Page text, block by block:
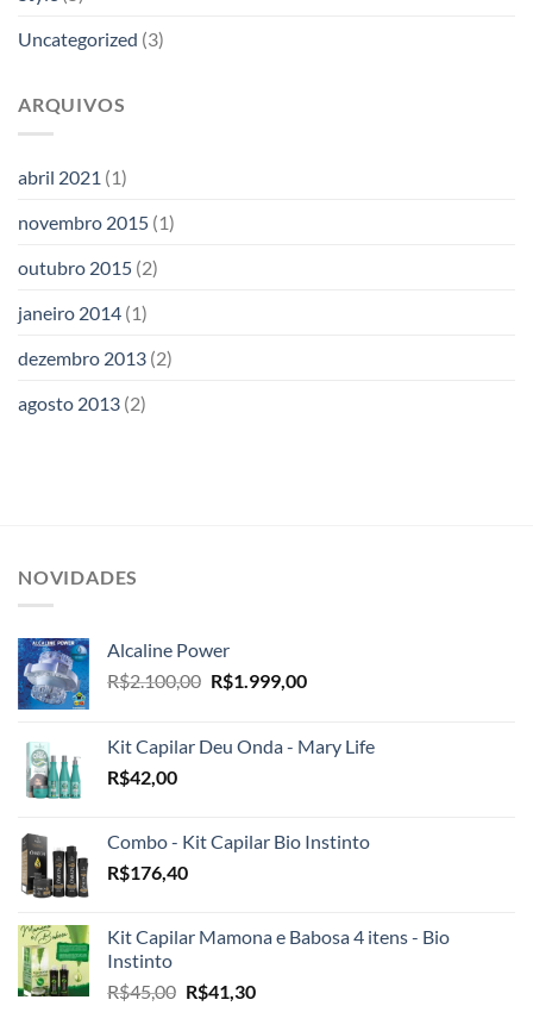
Uncategorized (3)
ARQUIVOS
abril 2021 (1)
novembro 2015 (1)
outubro 2015 (2)
janeiro 2014 (1)
dezembro 2013 (2)
agosto 2013 (2)
NOVIDADES
Alcaline Power
R$2.100,00 O
era:
R$1.999,00O
é:
Kit Capilar Deu Onda - Mary Life
R$42,00
Combo - Kit Capilar Bio Instinto
R$176,40
Kit Capilar Mamona e Babosa 4 itens - Bio
Instinto
R$45,00 O
R$41,30O